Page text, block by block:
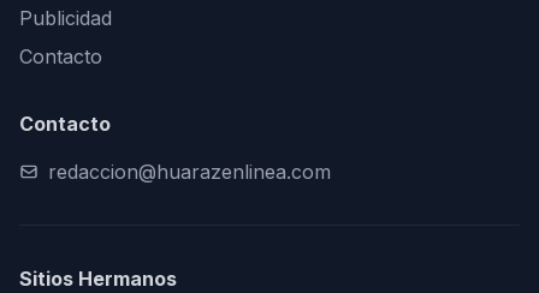
Publicidad
Contacto
Contacto
redaccion@huarazenlinea.com
Sitios Hermanos